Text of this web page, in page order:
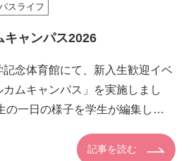
スライフ
キャンパス2026
記念体育館にて、新入生歓迎イベ
ムキャンパス」を実施しまし
の一日の様子を学生が編集した
記事を読む